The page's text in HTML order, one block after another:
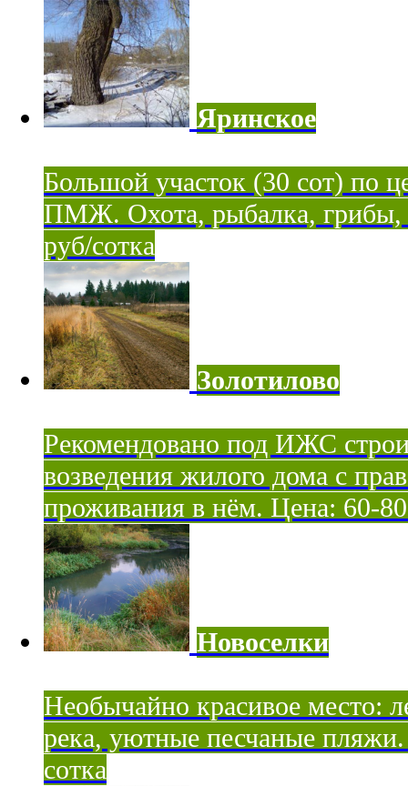
Яринское
Большой участок (30 сот) по
ПМЖ. Охота, рыбалка, грибы,
руб/сотка
Золотилово
Рекомендовано под ИЖС
возведения жилого дома с
проживания в нём. Цена: 60-80
Новоселки
Необычайно красивое место:
река, уютные песчаные
сотка